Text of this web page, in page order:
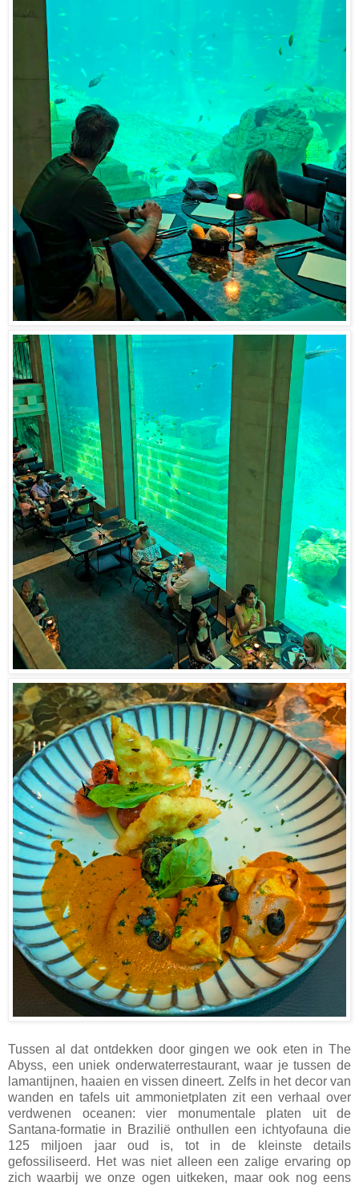
Tussen al dat ontdekken door gingen we ook eten in The
Abyss, een uniek onderwaterrestaurant, waar je tussen de
lamantijnen, haaien en vissen dineert. Zelfs in het decor van
wanden en tafels uit ammonietplaten zit een verhaal over
verdwenen oceanen: vier monumentale platen uit de
Santana-formatie in Brazilië onthullen een ichtyofauna die
125 miljoen jaar oud is, tot in de kleinste details
gefossiliseerd. Het was niet alleen een zalige ervaring op
zich waarbij we onze ogen uitkeken, maar ook nog eens